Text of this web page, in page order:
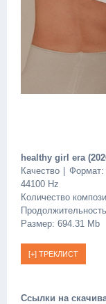
healthy girl era
Качество |
44100 Hz
Количество
Размер: 694.31 Mb
Ссылки на